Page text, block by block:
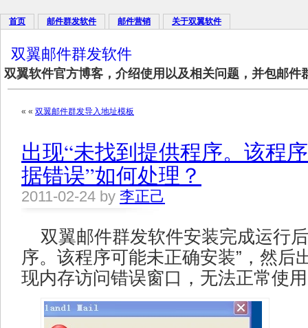
首页 邮件群发软件 邮件营销 关于双翼软件
双翼邮件群发软件
双翼软件官方博客，介绍使用以及相关问题，并包邮
« « 双翼邮件群发导入地址模板
出现“未找到提供程序。该程
据错误”如何处理？
2011-02-24 by 李正己
双翼邮件群发软件安装完成运行
序。该程序可能未正确安装”，然后
现内存访问错误窗口，无法正常使